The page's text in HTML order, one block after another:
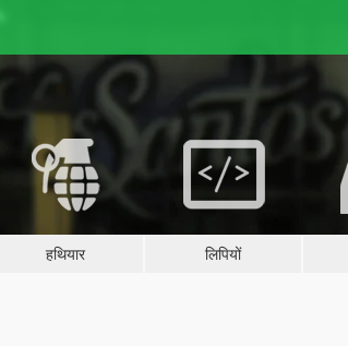
हथियार लिपियों